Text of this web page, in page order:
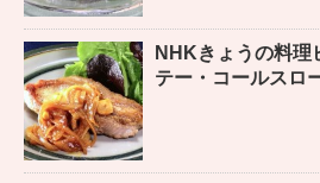
NHKきょうの料理
テー・コールスロ